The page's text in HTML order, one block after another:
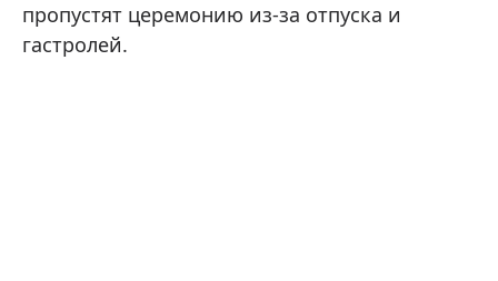
пропустят церемонию из-за отпуска и
гастролей.